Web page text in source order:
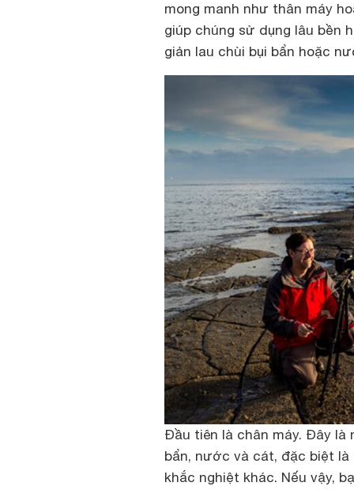
mong manh như thân máy
giúp chúng sử dụng lâu bền
giản lau chùi bụi bẩn hoặc
Đầu tiên là chân máy. Đây
bẩn, nước và cát, đặc biệt
khắc nghiệt khác. Nếu vậy,